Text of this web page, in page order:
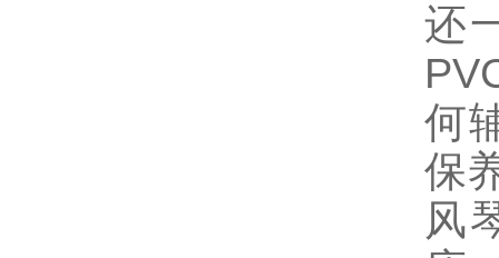
还
何
保
风